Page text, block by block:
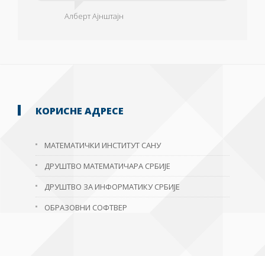
Алберт Ајнштајн
КОРИСНЕ АДРЕСЕ
МАТЕМАТИЧКИ ИНСТИТУТ САНУ
ДРУШТВО МАТЕМАТИЧАРА СРБИЈЕ
ДРУШТВО ЗА ИНФОРМАТИКУ СРБИЈЕ
ОБРАЗОВНИ СОФТВЕР